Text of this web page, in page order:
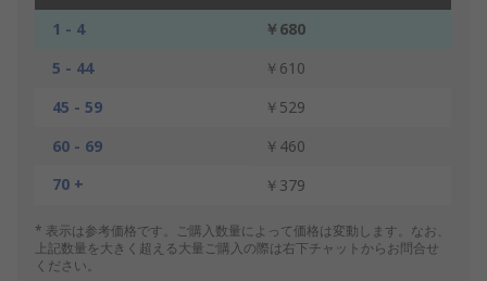
1 - 4
￥680
5 - 44
￥610
45 - 59
￥529
60 - 69
￥460
70 +
￥379
* 表示は参考価格です。ご購入数量によって価格は変動します。なお、
上記数量を大きく超える大量ご購入の際は右下チャットからお問合せ
ください。